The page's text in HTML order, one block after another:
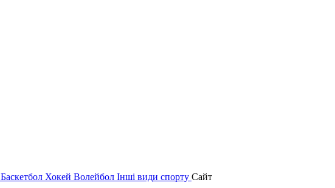
Баскетбол Хокей Волейбол Інші види спорту Сайт